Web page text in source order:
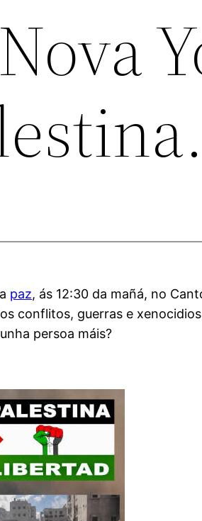
paz, ás 12:30 da mañá, no
conflitos, guerras e
persoa máis?